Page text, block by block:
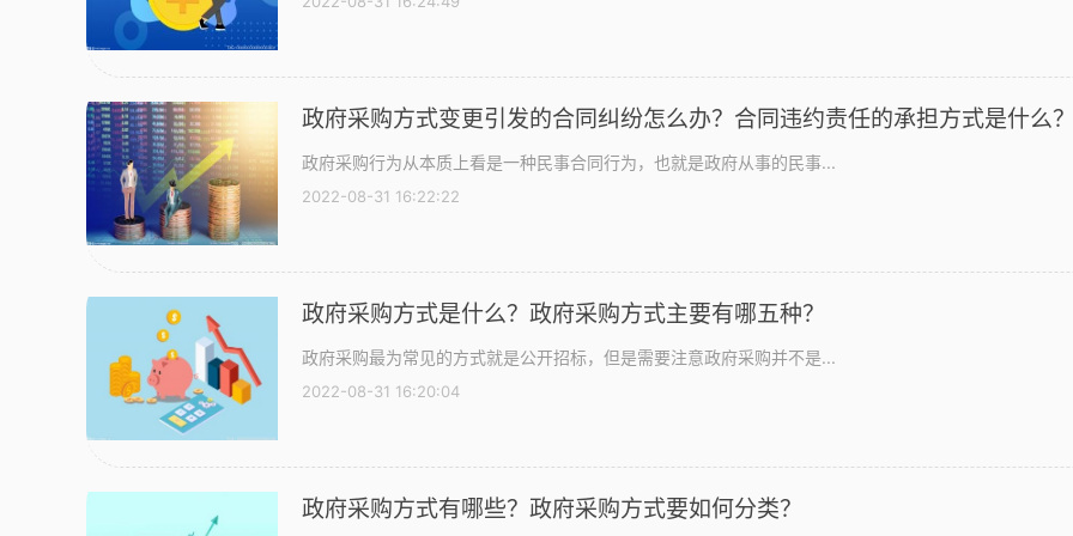
政府采购方式变更引发的合同纠纷怎么办？合同违约责任的承担方式是什么
政府采购行为从本质上看是一种民事合同行为，也就是政府从事的民事...
2022-08-31 16:22:22
政府采购方式是什么？政府采购方式主要有哪五种？
政府采购最为常见的方式就是公开招标，但是需要注意政府采购并不是...
2022-08-31 16:20:04
政府采购方式有哪些？政府采购方式要如何分类？